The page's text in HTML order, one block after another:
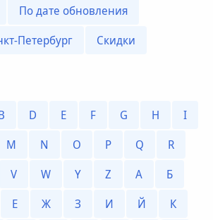
По дате обновления
Петербург
Скидки
D E F G H
I
M N O P Q
R
V W Y Z А
Б
Е Ж З И Й
К